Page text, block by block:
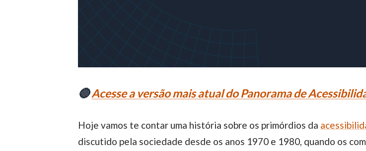
🔴Acesse a versão mais atual do Panorama de
Hoje vamos te contar uma história sobre os primórdios da
discutido pela sociedade desde os anos 1970 e 1980, quando os